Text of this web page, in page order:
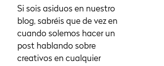
Si sois asiduos en nuestro
blog, sabréis que de vez en
cuando solemos hacer un
post hablando sobre
creativos en cualquier